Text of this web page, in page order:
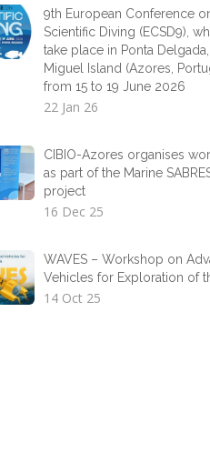
9th European Conference
Scientific Diving (ECSD9),
take place in Ponta Delgada,
Miguel Island (Azores,
from 15 to 19 June 2026
22 Jan 26
CIBIO-Azores organises
as part of the Marine
project
16 Dec 25
WAVES – Workshop on
Vehicles for Exploration of
14 Oct 25